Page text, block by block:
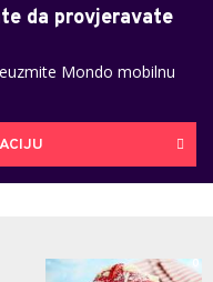
da provjeravate
Mondo mobilnu
0